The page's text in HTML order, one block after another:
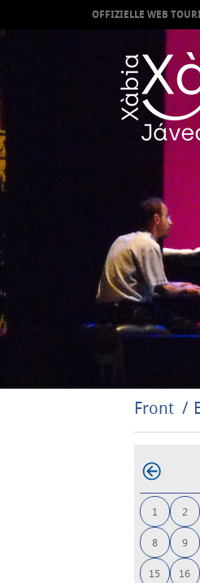
OFFIZIELLE WEB
Front
1 2
8 9
15 16